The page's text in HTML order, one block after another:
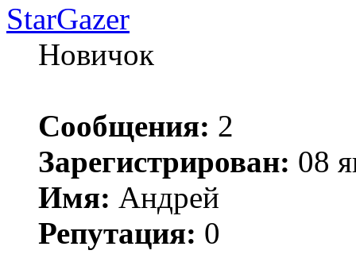
StarGazer
Новичок
Сообщения: 2
Зарегистрирован: 08
Имя: Андрей
Репутация: 0